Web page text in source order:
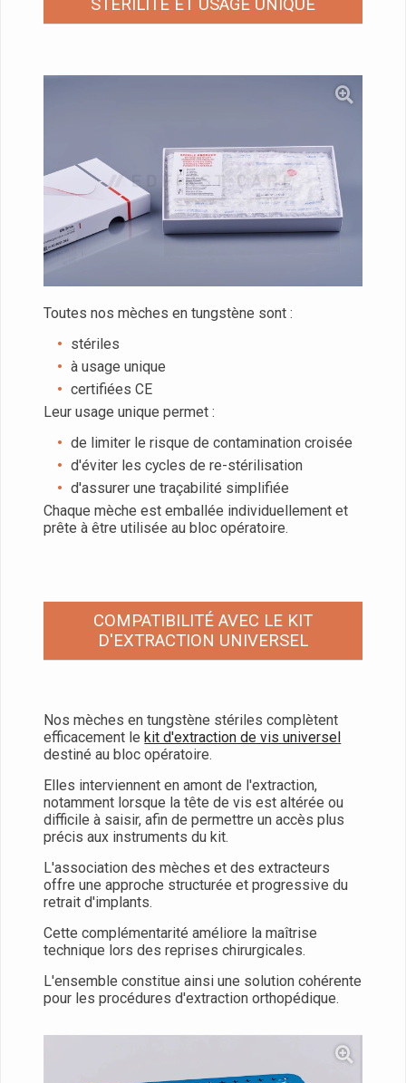
STÉRILITÉ ET USAGE UNIQUE
Toutes nos mèches en tungstène sont :
stériles
à usage unique
certifiées CE
Leur usage unique permet :
de limiter le risque de contamination croisée
d'éviter les cycles de re-stérilisation
d'assurer une traçabilité simplifiée
Chaque mèche est emballée individuellement et
prête à être utilisée au bloc opératoire.
COMPATIBILITÉ AVEC LE KIT
D'EXTRACTION UNIVERSEL
Nos mèches en tungstène stériles complètent
efficacement le kit d'extraction de vis universel
destiné au bloc opératoire.
Elles interviennent en amont de l'extraction,
notamment lorsque la tête de vis est altérée ou
difficile à saisir, afin de permettre un accès plus
précis aux instruments du kit.
L'association des mèches et des extracteurs
offre une approche structurée et progressive du
retrait d'implants.
Cette complémentarité améliore la maîtrise
technique lors des reprises chirurgicales.
L'ensemble constitue ainsi une solution cohérente
pour les procédures d'extraction orthopédique.